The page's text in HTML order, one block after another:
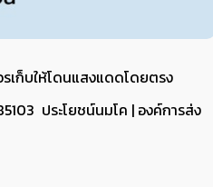
เก็บให้โดนแสงแดดโดยตรง
ประโยชน์นมโค | องค์การส่ง